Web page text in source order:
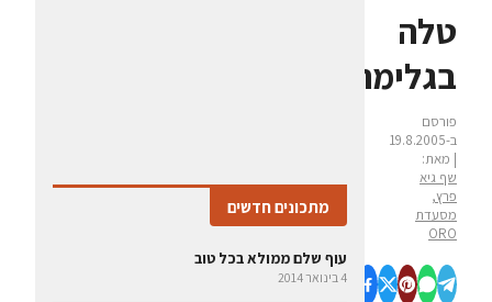
טלה
בגלימה
פורסם
ב-19.8.2005
| מאת:
שף גיא
פרץ,
מסעדת
ORO
מתכונים חדשים
עוף שלם ממולא בכל טוב
4 בינואר 2014